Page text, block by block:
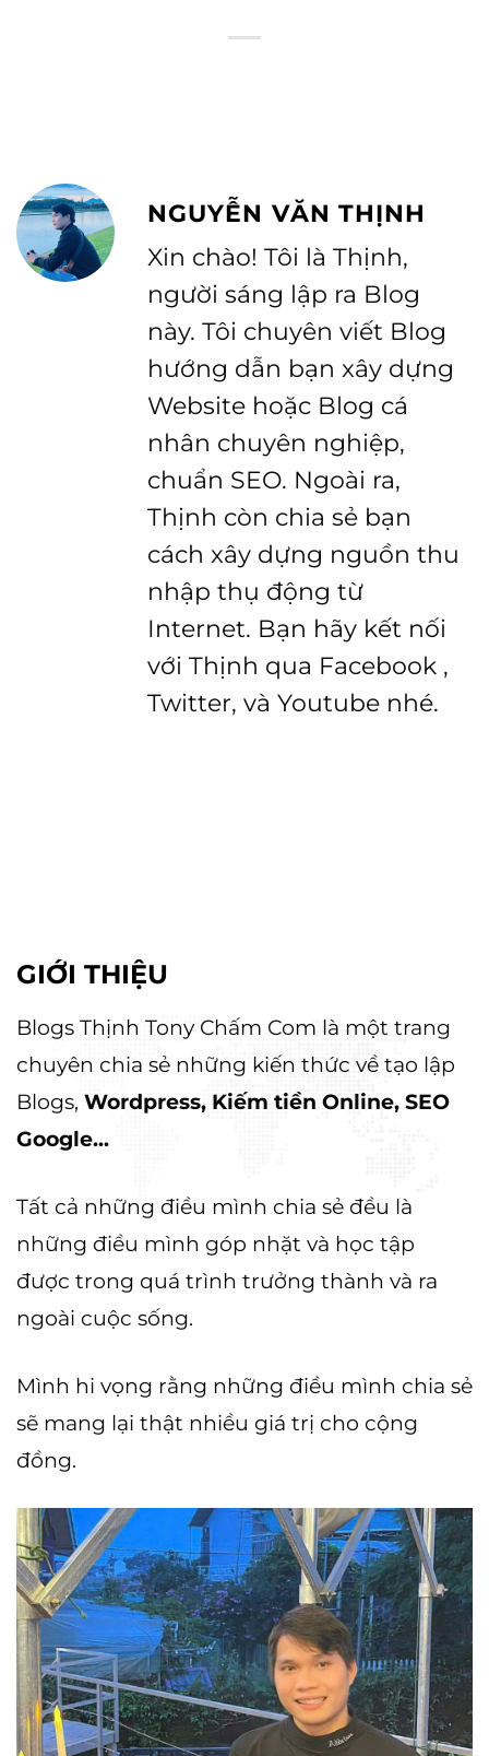
NGUYỄN VĂN THỊNH
Xin chào! Tôi là Thịnh,
người sáng lập ra Blog
này. Tôi chuyên viết Blog
hướng dẫn bạn xây dựng
Website hoặc Blog cá
nhân chuyên nghiệp,
chuẩn SEO. Ngoài ra,
Thịnh còn chia sẻ bạn
cách xây dựng nguồn thu
nhập thụ động từ
Internet. Bạn hãy kết nối
với Thịnh qua Facebook ,
Twitter, và Youtube nhé.
GIỚI THIỆU
Blogs Thịnh Tony Chấm Com là một trang
chuyên chia sẻ những kiến thức về tạo lập
Blogs, Wordpress, Kiếm tiền Online, SEO
Google...
Tất cả những điều mình chia sẻ đều là
những điều mình góp nhặt và học tập
được trong quá trình trưởng thành và ra
ngoài cuộc sống.
Mình hi vọng rằng những điều mình chia sẻ
sẽ mang lại thật nhiều giá trị cho cộng
đồng.